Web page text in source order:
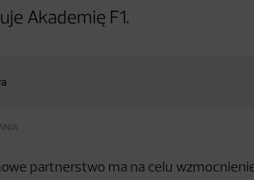
Akademię F1.
partnerstwo ma na celu